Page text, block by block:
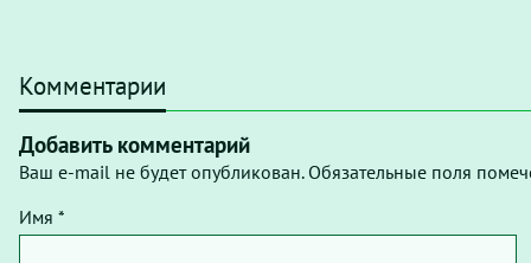
Комментарии
Добавить комментарий
Ваш e-mail не будет опубликован. Обязательные поля
Имя *